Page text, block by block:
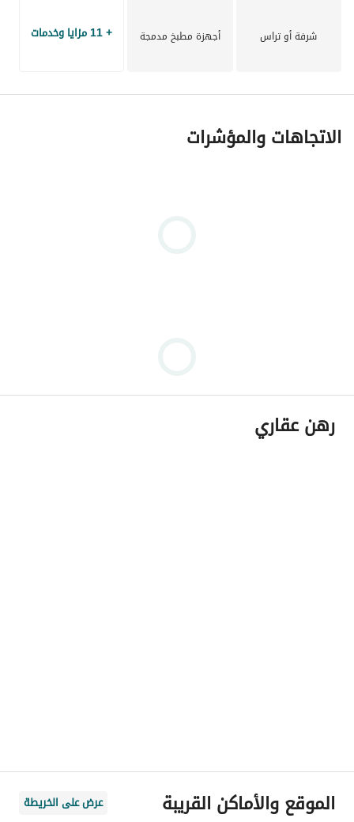
شرفة أو تراس أجهزة مطبخ مدمجة + 11 مزايا وخدمات
الاتجاهات والمؤشرات
رهن عقاري
الموقع والأماكن القريبة عرض على الخريطة